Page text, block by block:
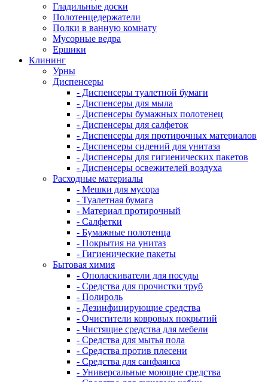
Гладильные доски
Полотенцедержатели
Полки в ванную комнату
Мусорные ведра
Ершики
Клининг
Урны
Диспенсеры
- Диспенсеры туалетной бумаги
- Диспенсеры для мыла
- Диспенсеры бумажных полотенец
- Диспенсеры для салфеток
- Диспенсеры для протирочных материалов
- Диспенсеры сидений для унитаза
- Диспенсеры для гигиенических пакетов
- Диспенсеры освежителей воздуха
Расходные материалы
- Мешки для мусора
- Туалетная бумага
- Материал протирочный
- Салфетки
- Бумажные полотенца
- Покрытия на унитаз
- Гигиенические пакеты
Бытовая химия
- Ополаскиватели для посуды
- Средства для прочистки труб
- Полироль
- Дезинфицирующие средства
- Очистители ковровых покрытий
- Чистящие средства для мебели
- Средства для мытья пола
- Средства против плесени
- Средства для санфаянса
- Универсальные моющие средства